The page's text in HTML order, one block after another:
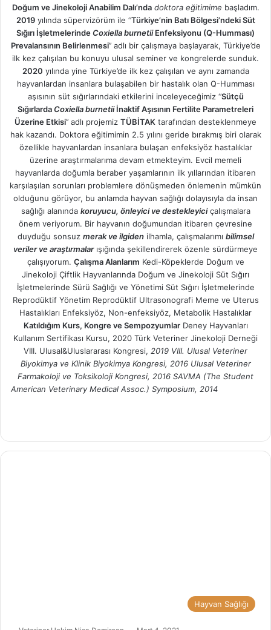
Doğum ve Jinekoloji Anabilim Dalı’nda doktora eğitimime başladım.
2019yılında süpervizörüm ile ‘’Türkiye’nin Batı Bölgesi’ndeki Süt
Sığırı İşletmelerinde Coxiella burnetiiEnfeksiyonu (Q-Humması)
Prevalansının Belirlenmesi’’ adlı bir çalışmaya başlayarak, Türkiye’de
ilk kez çalışılan bu konuyu ulusal seminer ve kongrelerde sunduk.
2020 yılında yine Türkiye’de ilk kez çalışılan ve aynı zamanda
hayvanlardan insanlara bulaşabilen bir hastalık olan Q-Humması
aşısının süt sığırlarındaki etkilerini inceleyeceğimiz ‘’Sütçü
Sığırlarda Coxiella burnetiiİnaktif Aşısının Fertilite Parametreleri
Üzerine Etkisi’’ adlı projemiz TÜBİTAK tarafından desteklenmeye
hak kazandı. Doktora eğitimimin 2.5 yılını geride bırakmış biri olarak
özellikle hayvanlardan insanlara bulaşan enfeksiyöz hastalıklar
üzerine araştırmalarıma devam etmekteyim. Evcil memeli
hayvanlarda doğumla beraber yaşamlarının ilk yıllarından itibaren
karşılaşılan sorunları problemlere dönüşmeden önlemenin mümkün
olduğunu görüyor, bu anlamda hayvan sağlığı dolayısıyla da insan
sağlığı alanında koruyucu, önleyici ve destekleyiciçalışmalara
önem veriyorum. Bir hayvanın doğumundan itibaren çevresine
duyduğu sonsuz merak ve ilgidenilhamla, çalışmalarımı bilimsel
veriler ve araştırmalarışığında şekillendirerek özenle sürdürmeye
çalışıyorum. Çalışma Alanlarım Kedi-Köpeklerde Doğum ve
Jinekoloji Çiftlik Hayvanlarında Doğum ve Jinekoloji Süt Sığırı
İşletmelerinde Sürü Sağlığı ve Yönetimi Süt Sığırı İşletmelerinde
Reprodüktif Yönetim Reprodüktif Ultrasonografi Meme ve Uterus
Hastalıkları Enfeksiyöz, Non-enfeksiyöz, Metabolik Hastalıklar
Katıldığım Kurs, Kongre ve SempozyumlarDeney Hayvanları
Kullanım Sertifikası Kursu, 2020 Türk Veteriner Jinekoloji Derneği
VIII. Ulusal&Uluslararası Kongresi, 2019 VIII. Ulusal Veteriner
Biyokimya ve Klinik Biyokimya Kongresi, 2016 Ulusal Veteriner
Farmakoloji ve Toksikoloji Kongresi, 2016 SAVMA (The Student
American Veterinary Medical Assoc.) Symposium, 2014
sit
ra
Hayvan Sağlığı